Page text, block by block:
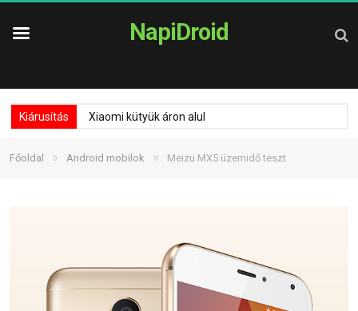
NapiDroid
Kiárusítás Xiaomi kütyük áron alul
Főoldal » Android mobilok » Meizu MX5 üzemidő teszt